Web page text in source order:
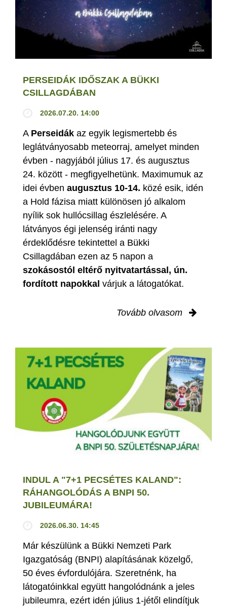
PERSEIDÁK IDŐSZAK A BÜKKI
CSILLAGDÁBAN
2026.07.20. 14:00
A Perseidák az egyik legismertebb és
leglátványosabb meteorraj, amelyet minden
évben - nagyjából július 17. és augusztus
24. között - megfigyelhetünk. Maximumuk az
idei évben augusztus 10-14. közé esik, idén
a Hold fázisa miatt különösen jó alkalom
nyílik sok hullócsillag észlelésére. A
látványos égi jelenség iránti nagy
érdeklődésre tekintettel a Bükki
Csillagdában ezen az 5 napon a
szokásostól eltérő nyitvatartással, ún.
fordított napokkal várjuk a látogatókat.
Tovább olvasom
INDUL A "7+1 PECSÉTES KALAND":
RÁHANGOLÓDÁS A BNPI 50.
JUBILEUMÁRA!
2026.06.30. 14:45
Már készülünk a Bükki Nemzeti Park
Igazgatóság (BNPI) alapításának közelgő,
50 éves évfordulójára. Szeretnénk, ha
látogatóinkkal együtt hangolódnánk a jeles
jubileumra, ezért idén július 1-jétől elindítjuk